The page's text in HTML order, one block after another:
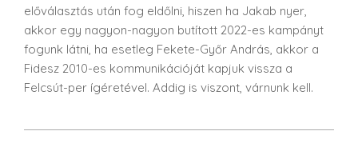
előválasztás után fog eldőlni, hiszen ha Jakab nyer,
akkor egy nagyon-nagyon butított 2022-es kampányt
fogunk látni, ha esetleg Fekete-Győr András, akkor a
Fidesz 2010-es kommunikációját kapjuk vissza a
Felcsút-per ígéretével. Addig is viszont, várnunk kell.